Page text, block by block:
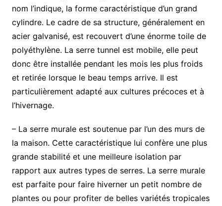
nom l’indique, la forme caractéristique d’un grand
cylindre. Le cadre de sa structure, généralement en
acier galvanisé, est recouvert d’une énorme toile de
polyéthylène. La serre tunnel est mobile, elle peut
donc être installée pendant les mois les plus froids
et retirée lorsque le beau temps arrive. Il est
particulièrement adapté aux cultures précoces et à
l’hivernage.
– La serre murale est soutenue par l’un des murs de
la maison. Cette caractéristique lui confère une plus
grande stabilité et une meilleure isolation par
rapport aux autres types de serres. La serre murale
est parfaite pour faire hiverner un petit nombre de
plantes ou pour profiter de belles variétés tropicales